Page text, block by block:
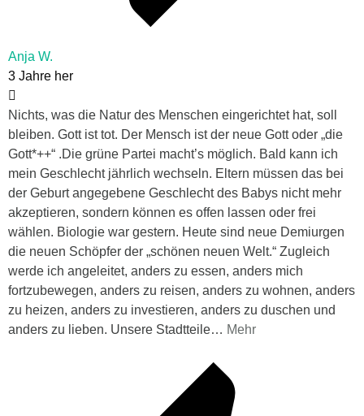
Anja W.
3 Jahre her
Nichts, was die Natur des Menschen eingerichtet hat, soll
bleiben. Gott ist tot. Der Mensch ist der neue Gott oder „die
Gott*++“ .Die grüne Partei macht’s möglich. Bald kann ich
mein Geschlecht jährlich wechseln. Eltern müssen das bei
der Geburt angegebene Geschlecht des Babys nicht mehr
akzeptieren, sondern können es offen lassen oder frei
wählen. Biologie war gestern. Heute sind neue Demiurgen
die neuen Schöpfer der „schönen neuen Welt.“ Zugleich
werde ich angeleitet, anders zu essen, anders mich
fortzubewegen, anders zu reisen, anders zu wohnen, anders
zu heizen, anders zu investieren, anders zu duschen und
anders zu lieben. Unsere Stadtteile… Mehr